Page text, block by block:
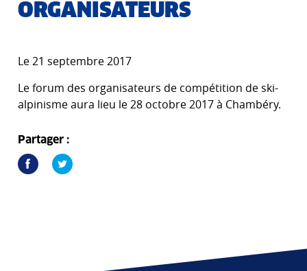
ORGANISATEURS
Le 21 septembre 2017
Le forum des organisateurs de compétition de ski-
alpinisme aura lieu le 28 octobre 2017 à Chambéry.
Partager :